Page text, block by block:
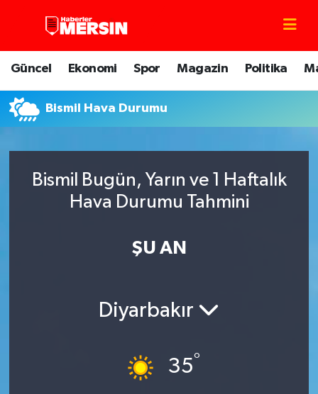
Güncel Ekonomi Spor Magazin Politika
Bismil Hava Durumu
Bismil Bugün, Yarın ve 1 Haftalık
Hava Durumu Tahmini
ŞU AN
Diyarbakır
35°
Mersin Nöbetçi Eczaneler
Mersin Hava Durumu
Mersin Trafik Yoğunluk Haritası
Tüm Manşetler